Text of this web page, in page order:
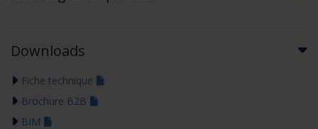
Downloads
Fiche technique
Brochure B2B
BIM